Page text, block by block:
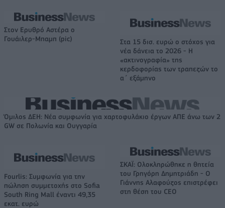
Στον Ερυθρό Αστέρα ο
Γουάιλερ-Μπαμπ (pic)
Στα 15 δισ. ευρώ ο στόχος για
νέα δάνεια το 2026 - Η
«ακτινογραφία» της
κερδοφορίας των τραπεζών το
α΄ εξάμηνο
Όμιλος ΔΕΗ: Νέα συμφωνία για χαρτοφυλάκιο έργων ΑΠΕ άνω των 2
GW σε Πολωνία και Ουγγαρία
Fourlis: Συμφωνία για την
πώληση συμμετοχής στο Sofia
South Ring Mall έναντι 49,35
εκατ. ευρώ
ΣΚΑΪ: Ολοκληρώθηκε η θητεία
του Γρηγόρη Δημητριάδη - Ο
Γιάννης Αλαφούζος επιστρέφει
στη θέση του CEO